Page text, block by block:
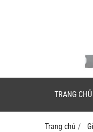
TRANG CHỦ
Trang chủ